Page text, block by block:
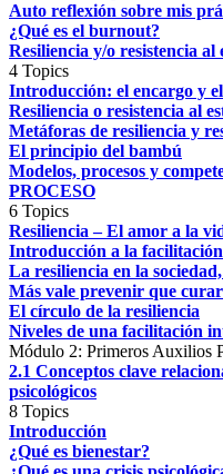
Auto reflexión sobre mis
¿Qué es el burnout?
Resiliencia y/o resistencia al
4 Topics
Introducción: el encargo y
Resiliencia o resistencia al
Metáforas de resiliencia y
El principio del bambú
Modelos, procesos y
PROCESO
6 Topics
Resiliencia – El amor a la
Introducción a la
La resiliencia en la
Más vale prevenir que curar
El círculo de la resiliencia
Niveles de una facilitación
Módulo 2: Primeros Auxilios
2.1 Conceptos clave
psicológicos
8 Topics
Introducción
¿Qué es bienestar?